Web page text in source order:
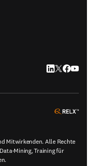
LinkedIn
Twitter
Mitwirkenden. Alle Rechte
Mining, Training für